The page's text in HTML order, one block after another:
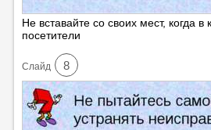
Не вставайте со своих мест, когда в
посетители
Cлайд 8